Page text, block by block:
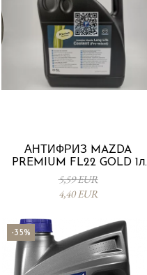
АНТИФРИЗ MAZDA
PREMIUM FL22 GOLD 1л
L247CL005 4X
5,59 EUR
4,40 EUR
-35%